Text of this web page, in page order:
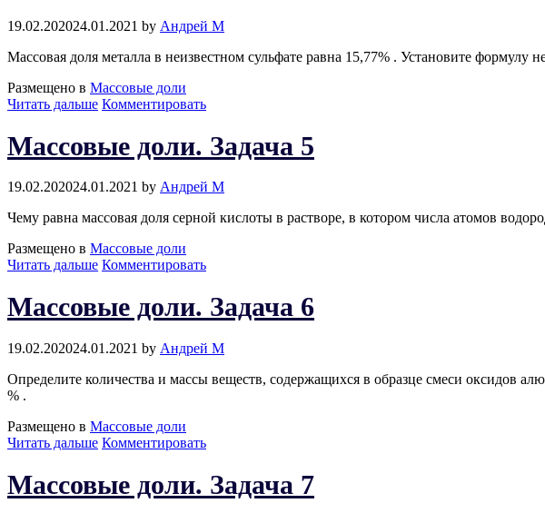
19.02.202024.01.2021 by Андрей М
Массовая доля металла в неизвестном сульфате равна 15,77% . Установите формулу
Размещено в Массовые доли
Читать дальшеМассовые
4
Комментировать
Массовые доли. Задача 5
19.02.202024.01.2021 by Андрей М
Чему равна массовая доля серной кислоты в растворе, в котором числа атомов
Размещено в Массовые доли
Читать дальшеМассовые
5
Комментировать
Массовые доли. Задача 6
19.02.202024.01.2021 by Андрей М
Определите количества и массы веществ, содержащихся в образце смеси оксидов
% .
Размещено в Массовые доли
Читать дальшеМассовые
6
Комментировать
Массовые доли. Задача 7